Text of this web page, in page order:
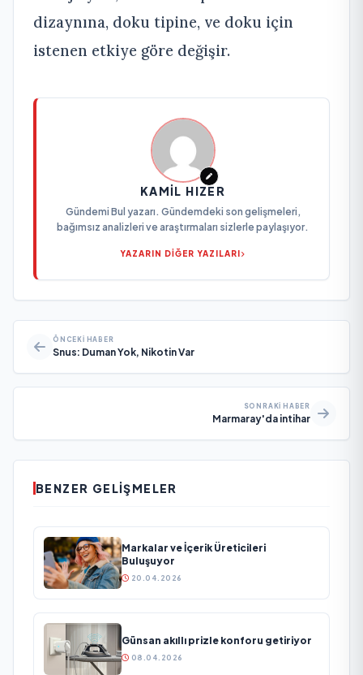
dizaynına, doku tipine, ve doku için
istenen etkiye göre değişir.
KAMIL HIZER
Gündemi Bul yazarı. Gündemdeki son gelişmeleri,
bağımsız analizleri ve araştırmaları sizlerle paylaşıyor.
YAZARIN DİĞER YAZILARI
ÖNCEKI HABER
Snus: Duman Yok, Nikotin Var
SONRAKI HABER
Marmaray'da intihar
BENZER GELIŞMELER
Markalar ve İçerik Üreticileri
Buluşuyor
20.04.2026
Günsan akıllı prizle konforu getiriyor
08.04.2026